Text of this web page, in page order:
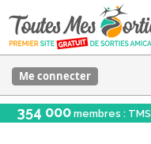
Me connecter
354 000 membres : TMS